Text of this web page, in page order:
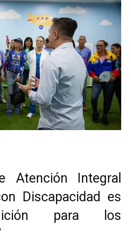
Atención Integral
Discapacidad es
para los